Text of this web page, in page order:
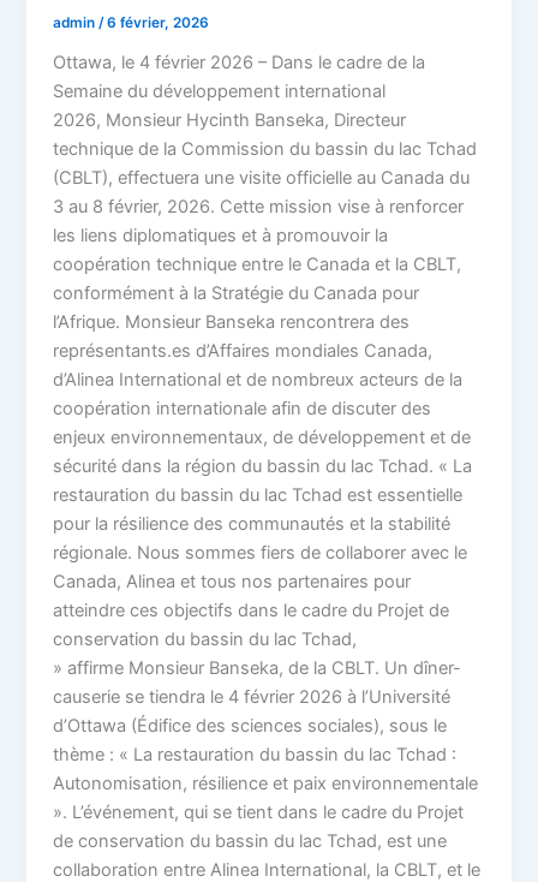
admin/6 février, 2026
Ottawa, le 4 février 2026 – Dans le cadre de la
Semaine du développement international
2026, Monsieur Hycinth Banseka, Directeur
technique de la Commission du bassin du lac Tchad
(CBLT), effectuera une visite officielle au Canada du
3 au 8 février, 2026. Cette mission vise à renforcer
les liens diplomatiques et à promouvoir la
coopération technique entre le Canada et la CBLT,
conformément à la Stratégie du Canada pour
l’Afrique. Monsieur Banseka rencontrera des
représentants.es d’Affaires mondiales Canada,
d’Alinea International et de nombreux acteurs de la
coopération internationale afin de discuter des
enjeux environnementaux, de développement et de
sécurité dans la région du bassin du lac Tchad. « La
restauration du bassin du lac Tchad est essentielle
pour la résilience des communautés et la stabilité
régionale. Nous sommes fiers de collaborer avec le
Canada, Alinea et tous nos partenaires pour
atteindre ces objectifs dans le cadre du Projet de
conservation du bassin du lac Tchad,
» affirme Monsieur Banseka, de la CBLT. Un dîner-
causerie se tiendra le 4 février 2026 à l’Université
d’Ottawa (Édifice des sciences sociales), sous le
thème : « La restauration du bassin du lac Tchad :
Autonomisation, résilience et paix environnementale
». L’événement, qui se tient dans le cadre du Projet
de conservation du bassin du lac Tchad, est une
collaboration entre Alinea International, la CBLT, et le